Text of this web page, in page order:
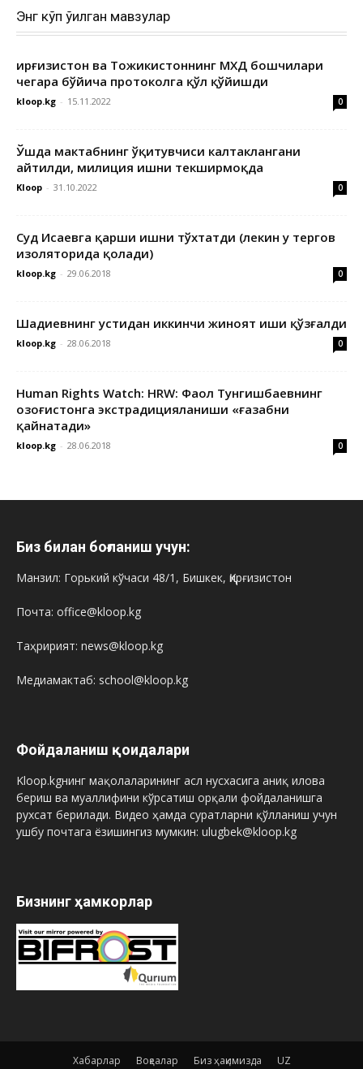
Энг кўп ўқилган мавзулар
Қирғизистон ва Тожикистоннинг МХДҚ бошчилари
чегара бўйича протоколга қўл қўйишди
kloop.kg - 15.11.2022 0
Ўшда мактабнинг ўқитувчиси калтаклангани
айтилди, милиция ишни текширмоқда
Kloop - 31.10.2022 0
Суд Исаевга қарши ишни тўхтатди (лекин у тергов
изоляторида қолади)
kloop.kg - 29.06.2018 0
Шадиевнинг устидан иккинчи жиноят иши қўзғалди
kloop.kg - 28.06.2018 0
Human Rights Watch: HRW: Фаол Тунгишбаевнинг
Қозоғистонга экстрадицияланиши «ғазабни
қайнатади»
kloop.kg - 28.06.2018 0
Биз билан боғланиш учун:
Манзил: Горький кўчаси 48/1, Бишкек, Қирғизистон
Почта: office@kloop.kg
Таҳририят: news@kloop.kg
Медиамактаб: school@kloop.kg
Фойдаланиш қоидалари
Kloop.kgнинг мақолаларининг асл нусхасига аниқ илова
бериш ва муаллифини кўрсатиш орқали фойдаланишга
рухсат берилади. Видео ҳамда суратларни қўлланиш учун
ушбу почтага ёзишингиз мумкин: ulugbek@kloop.kg
Бизнинг ҳамкорлар
Хабарлар Воқеалар Биз ҳақимизда UZ